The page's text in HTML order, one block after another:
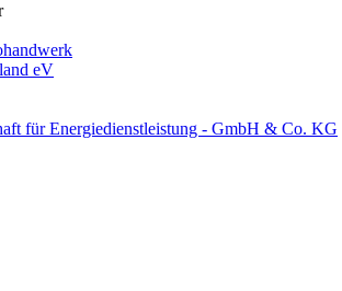
eV
für Energiedienstleistung - GmbH & Co. KG